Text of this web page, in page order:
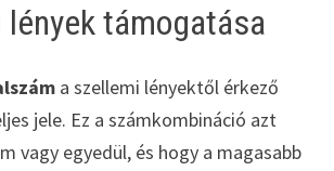
támogatása
a szellemi lényektől érkező
jele. Ez a számkombináció azt
vagy egyedül, és hogy a magasabb